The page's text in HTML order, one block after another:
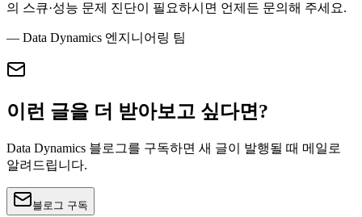
의 스큐·성능 문제 진단이 필요하시면 언제든 문의해 주세요.
— Data Dynamics 엔지니어링 팀
이런 글을 더 받아보고 싶다면?
Data Dynamics 블로그를 구독하면 새 글이 발행될 때 메일로
알려드립니다.
블로그 구독